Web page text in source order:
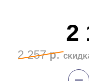
2
2 257 р.